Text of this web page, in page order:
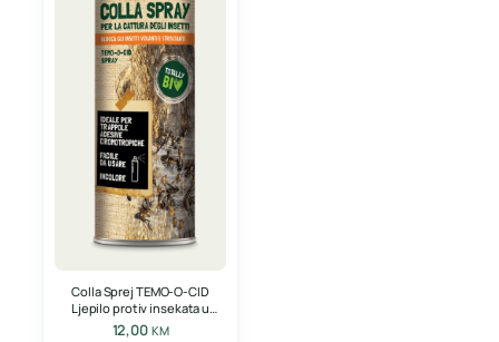
Colla Sprej TEMO-O-CID
Ljepilo protiv insekata u
spreju 600ml
12,00 KM